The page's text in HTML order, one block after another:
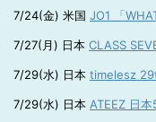
7/24(金) 米国 JO1 「
7/27(月) 日本 CLASS
7/29(水) 日本 timelesz
7/29(水) 日本 ATEEZ 日